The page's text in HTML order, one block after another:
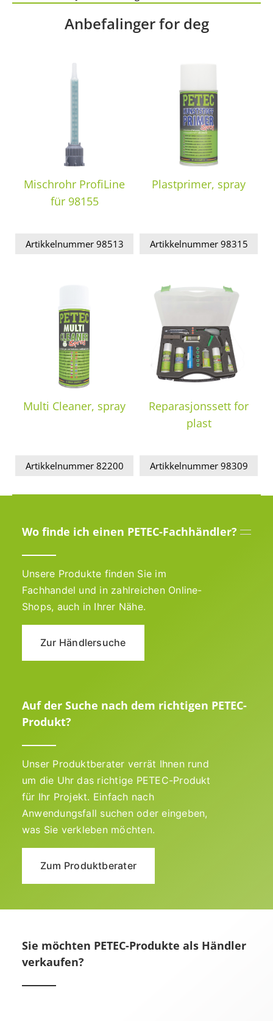
Anbefalinger for deg
Mischrohr ProfiLine
für 98155
Artikkelnummer 98513
Plastprimer, spray
Artikkelnummer 98315
Multi Cleaner, spray
Artikkelnummer 82200
Reparasjonssett for
plast
Artikkelnummer 98309
Wo finde ich einen PETEC-Fachhändler?
Unsere Produkte finden Sie im
Fachhandel und in zahlreichen Online-
Shops, auch in Ihrer Nähe.
Zur Händlersuche
Auf der Suche nach dem richtigen PETEC-
Produkt?
Unser Produktberater verrät Ihnen rund
um die Uhr das richtige PETEC-Produkt
für Ihr Projekt. Einfach nach
Anwendungsfall suchen oder eingeben,
was Sie verkleben möchten.
Zum Produktberater
Sie möchten PETEC-Produkte als Händler
verkaufen?